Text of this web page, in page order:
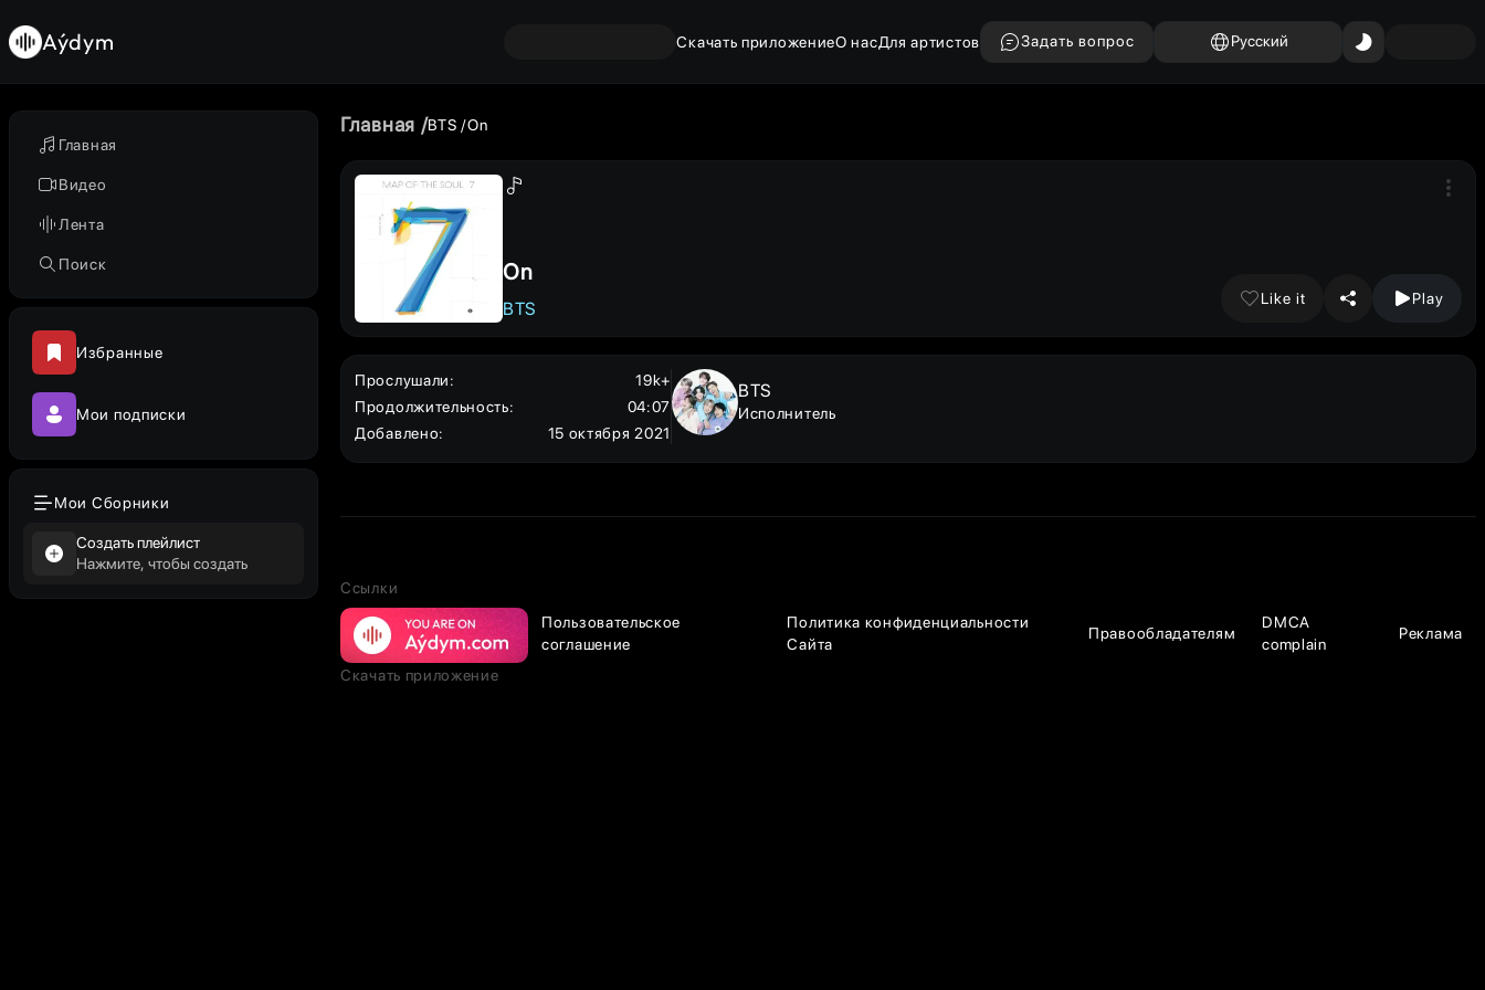
Главная
Видео
Лента
Поиск
Избранные
Мои подписки
Мои Сборники
Создать плейлист
Нажмите, чтобы создать
Aýdym Скачать приложениеО насДля артистов Задать вопрос Русский
Главная BTS On
On
BTS
Like it Play
Прослушали:
19k+
Продолжительность:
04:07
Добавлено: 15 октября 2021
BTS
Исполнитель
Ссылки
Пользовательское
соглашение
Политика конфиденциальности
Сайта
Правообладателям
DMCA
complain
Реклама
Скачать приложение